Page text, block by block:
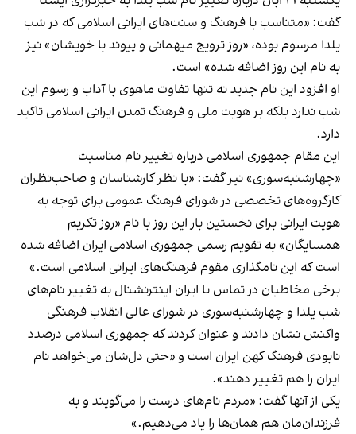
گفت: «متناسب با فرهنگ و سنت‌های ایرانی اسلامی که در شب
یلدا مرسوم بوده، «روز ترویج میهمانی و پیوند با خویشان» نیز
به نام این روز اضافه شده» است.
او افزود این نام جدید نه تنها تفاوت ماهوی با آداب و رسوم این
شب ندارد بلکه بر هویت ملی و فرهنگ تمدن ایرانی اسلامی تاکید
دارد.
این مقام جمهوری اسلامی درباره تغییر نام مناسبت
«چهارشنبه‌سوری» نیز گفت: «با نظر کارشناسان و صاحب‌نظران
کارگروه‌های تخصصی در شورای فرهنگ عمومی برای توجه به
هویت ایرانی برای نخستین بار این روز با نام «روز تکریم
همسایگان» به تقویم رسمی جمهوری اسلامی ایران اضافه شده
است که این نامگذاری مقوم فرهنگ‌های ایرانی اسلامی است.»
برخی مخاطبان در تماس با ایران اینترنشنال به تغییر نام‌های
شب یلدا و چهارشنبه‌سوری در شورای عالی انقلاب فرهنگی
واکنش نشان دادند و عنوان کردند که جمهوری اسلامی درصدد
نابودی فرهنگ کهن ایران است و «حتی دل‌شان می‌خواهد نام
ایران را هم تغییر دهند».
یکی از آنها گفت: «مردم نام‌های درست را می‌گویند و به
فرزندان‌مان هم همان‌ها را یاد می‌دهیم.»